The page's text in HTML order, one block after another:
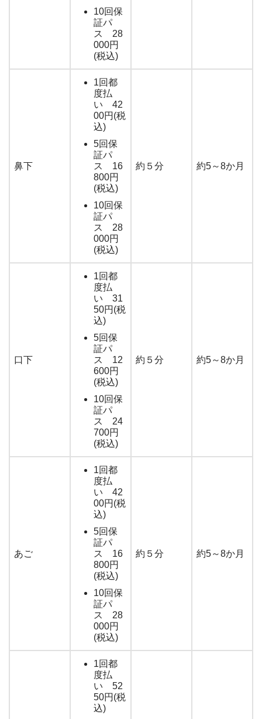
10回保
証パ
ス 28
000円
(税込)
鼻下
1回都
度払
い 42
00円(税
込)
5回保
証パ
ス 16
800円
(税込)
10回保
証パ
ス 28
000円
(税込)
約５分 約5～8か月
口下
1回都
度払
い 31
50円(税
込)
5回保
証パ
ス 12
600円
(税込)
10回保
証パ
ス 24
700円
(税込)
約５分 約5～8か月
あご
1回都
度払
い 42
00円(税
込)
5回保
証パ
ス 16
800円
(税込)
10回保
証パ
ス 28
000円
(税込)
約５分 約5～8か月
1回都
度払
い 52
50円(税
込)